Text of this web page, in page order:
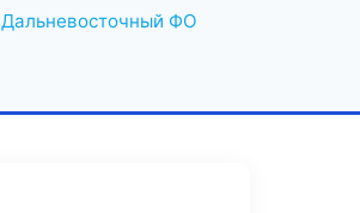
Дальневосточный ФО